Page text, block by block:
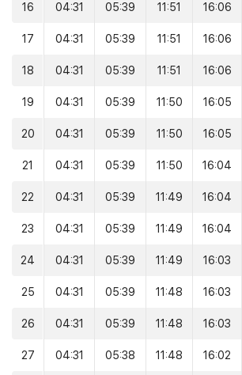
16 04:31 05:39 11:51 16:06
17 04:31 05:39 11:51 16:06
18 04:31 05:39 11:51 16:06
19 04:31 05:39 11:50 16:05
20 04:31 05:39 11:50 16:05
21 04:31 05:39 11:50 16:04
22 04:31 05:39 11:49 16:04
23 04:31 05:39 11:49 16:04
24 04:31 05:39 11:49 16:03
25 04:31 05:39 11:48 16:03
26 04:31 05:39 11:48 16:03
27 04:31 05:38 11:48 16:02